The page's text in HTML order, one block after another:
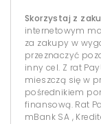
Skorzystaj z
internetowym
za zakupy w
przeznaczyć
inny cel. Z rat
mieszczą się w
pośrednikiem
finansową. Rat
mBank SA ,